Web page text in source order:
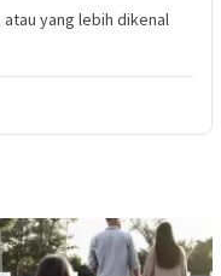
atau yang lebih dikenal